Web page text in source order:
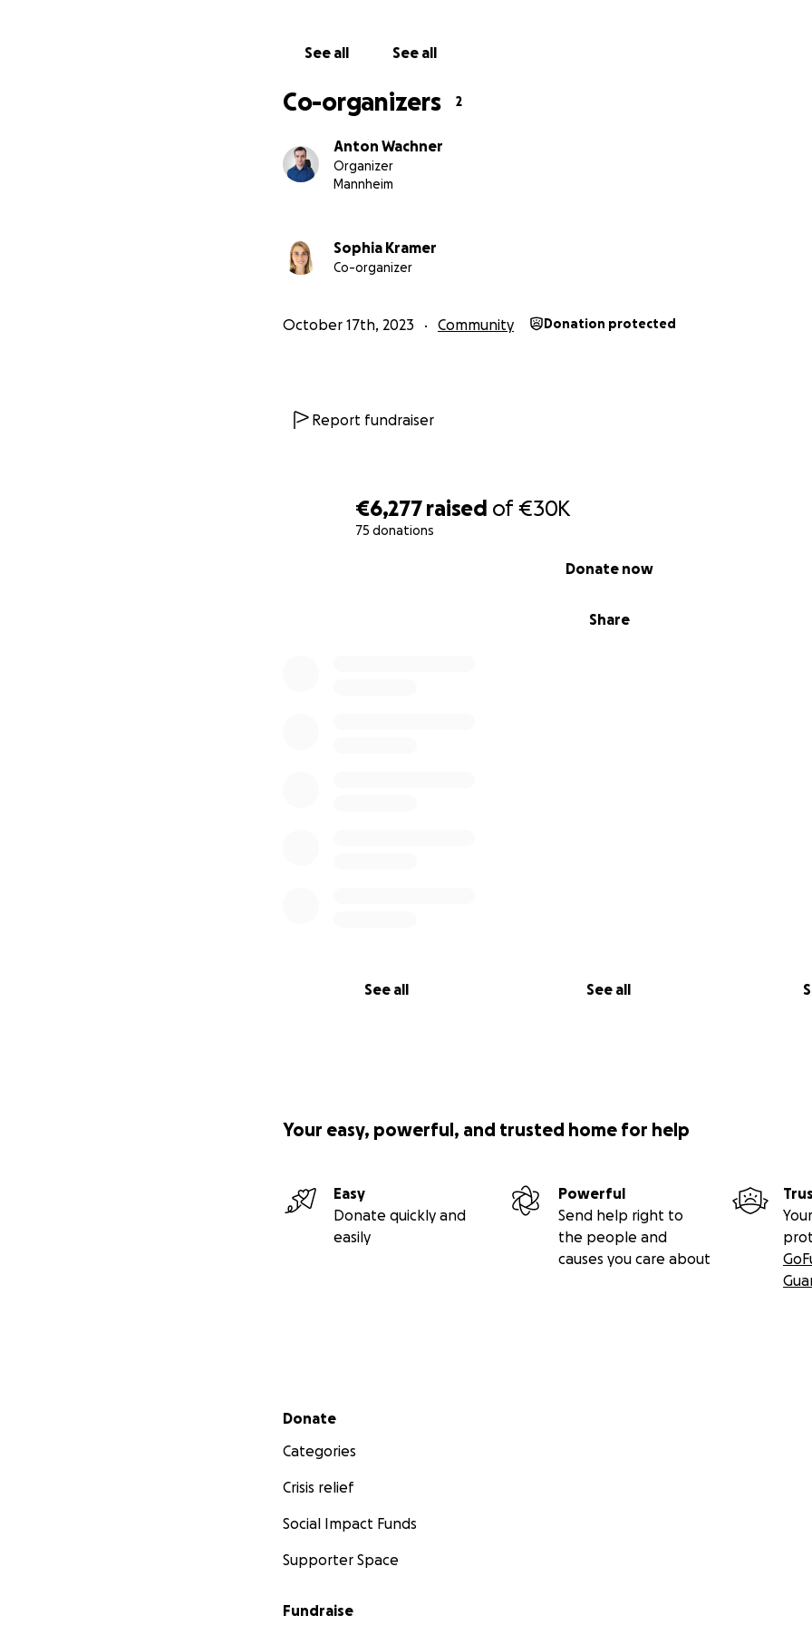
€6,277 raised of€30K
75 donations
Share
Donate now
See all See all
unser Projekt mit Ihrer Spende!
See all See all
Co-organizers 2
Anton Wachner
Organizer
Mannheim
Sophia Kramer
Co-organizer
October 17th, 2023 Community Donation protected
Report fundraiser
Your easy, powerful, and trusted home for help
Easy
Donate quickly and
easily
Powerful
Send help right to
the people and
causes you care about
Secondary menu
Donate
Categories
Crisis relief
Social Impact Funds
Supporter Space
Fundraise